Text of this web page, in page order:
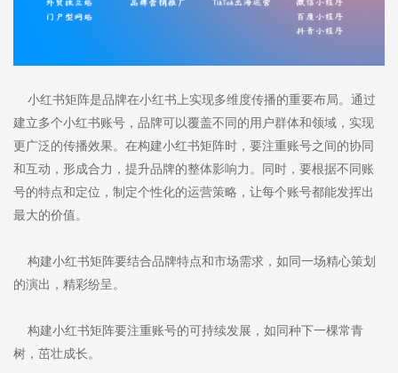
小红书矩阵是品牌在小红书上实现多维度传播的重要布局。通过
建立多个小红书账号，品牌可以覆盖不同的用户群体和领域，实现
更广泛的传播效果。在构建小红书矩阵时，要注重账号之间的协同
和互动，形成合力，提升品牌的整体影响力。同时，要根据不同账
号的特点和定位，制定个性化的运营策略，让每个账号都能发挥出
最大的价值。
构建小红书矩阵要结合品牌特点和市场需求，如同一场精心策划
的演出，精彩纷呈。
构建小红书矩阵要注重账号的可持续发展，如同种下一棵常青
树，茁壮成长。